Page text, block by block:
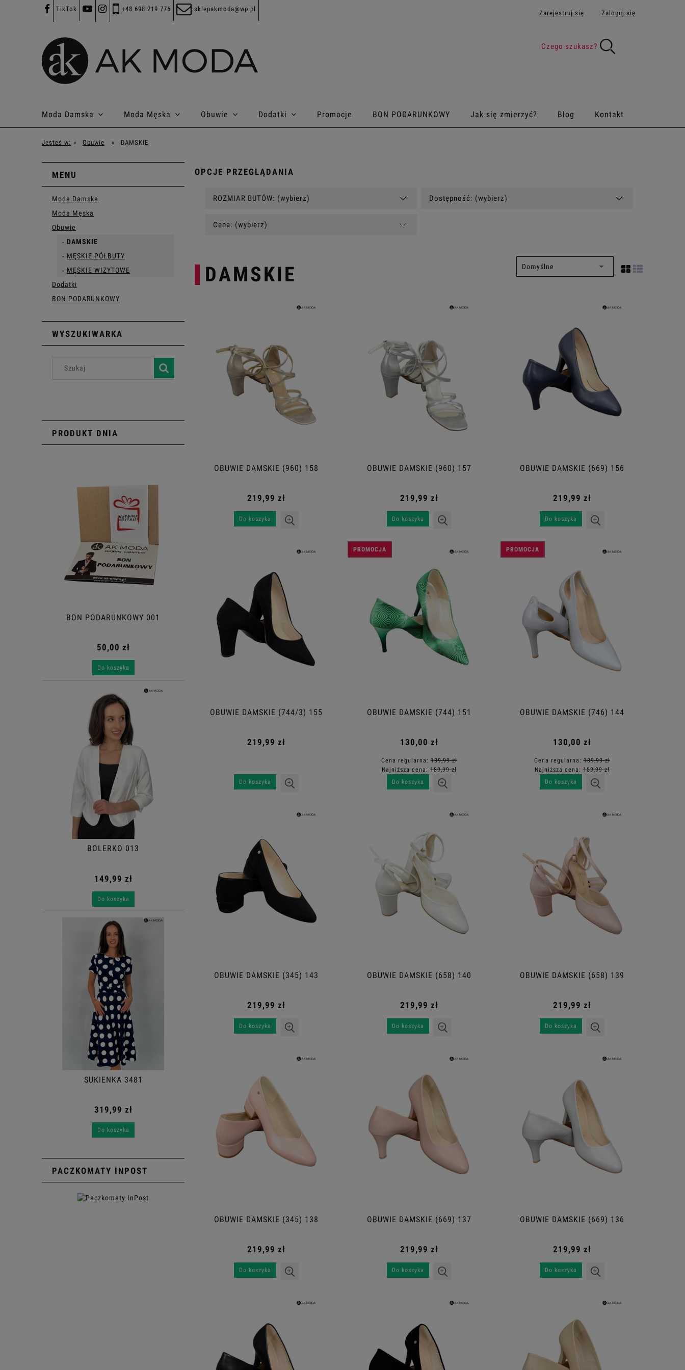
TikTok +48 698 219 776 sklepakmoda@wp.pl
Zarejestruj się Zaloguj się
Moda Damska Moda Męska Obuwie Dodatki Promocje BON PODARUNKOWY Jak się zmierzyć? Blog Kontakt
Jesteś w: » Obuwie » DAMSKIE
MENU
Moda Damska
Moda Męska
Obuwie
DAMSKIE
MĘSKIE PÓŁBUTY
MĘSKIE WIZYTOWE
Dodatki
BON PODARUNKOWY
WYSZUKIWARKA
PRODUKT DNIA
BON PODARUNKOWY 001
50,00 zł
Do koszyka
BOLERKO 013
149,99 zł
Do koszyka
SUKIENKA 3481
319,99 zł
Do koszyka
PACZKOMATY INPOST
OPCJE PRZEGLĄDANIA
ROZMIAR BUTÓW: (wybierz) Dostępność: (wybierz)
Cena: (wybierz)
DAMSKIE
OBUWIE DAMSKIE (960) 158
219,99 zł
Do koszyka
OBUWIE DAMSKIE (960) 157
219,99 zł
Do koszyka
OBUWIE DAMSKIE (669) 156
219,99 zł
Do koszyka
OBUWIE DAMSKIE (744/3) 155
219,99 zł
Do koszyka
OBUWIE DAMSKIE (744) 151
130,00 zł
Cena regularna:189,99 zł
Najniższa cena:189,99 zł
Do koszyka
PROMOCJA
OBUWIE DAMSKIE (746) 144
130,00 zł
Cena regularna:189,99 zł
Najniższa cena:189,99 zł
Do koszyka
PROMOCJA
OBUWIE DAMSKIE (345) 143
219,99 zł
Do koszyka
OBUWIE DAMSKIE (658) 140
219,99 zł
Do koszyka
OBUWIE DAMSKIE (658) 139
219,99 zł
Do koszyka
OBUWIE DAMSKIE (345) 138
219,99 zł
Do koszyka
OBUWIE DAMSKIE (669) 137
219,99 zł
Do koszyka
OBUWIE DAMSKIE (669) 136
219,99 zł
Do koszyka